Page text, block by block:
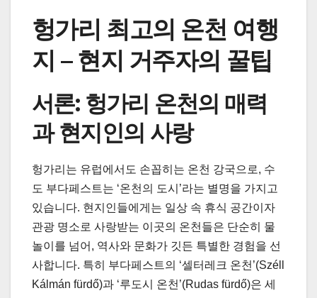
헝가리 최고의 온천 여행
지 – 현지 거주자의 꿀팁
서론: 헝가리 온천의 매력
과 현지인의 사랑
헝가리는 유럽에서도 손꼽히는 온천 강국으로, 수
도 부다페스트는 ‘온천의 도시’라는 별명을 가지고
있습니다. 현지인들에게는 일상 속 휴식 공간이자
관광 명소로 사랑받는 이곳의 온천들은 단순히 물
놀이를 넘어, 역사와 문화가 깃든 특별한 경험을 선
사합니다. 특히 부다페스트의 ‘셀터레크 온천’(Széll
Kálmán fürdő)과 ‘루도시 온천’(Rudas fürdő)은 세